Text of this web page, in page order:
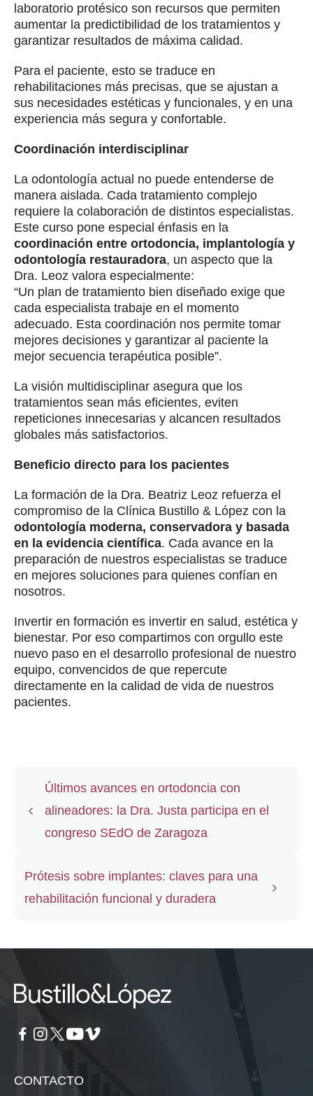
laboratorio protésico son recursos que permiten
aumentar la predictibilidad de los tratamientos y
garantizar resultados de máxima calidad.
Para el paciente, esto se traduce en
rehabilitaciones más precisas, que se ajustan a
sus necesidades estéticas y funcionales, y en una
experiencia más segura y confortable.
Coordinación interdisciplinar
La odontología actual no puede entenderse de
manera aislada. Cada tratamiento complejo
requiere la colaboración de distintos especialistas.
Este curso pone especial énfasis en la
coordinación entre ortodoncia, implantología y
odontología restauradora, un aspecto que la
Dra. Leoz valora especialmente:
“Un plan de tratamiento bien diseñado exige que
cada especialista trabaje en el momento
adecuado. Esta coordinación nos permite tomar
mejores decisiones y garantizar al paciente la
mejor secuencia terapéutica posible”.
La visión multidisciplinar asegura que los
tratamientos sean más eficientes, eviten
repeticiones innecesarias y alcancen resultados
globales más satisfactorios.
Beneficio directo para los pacientes
La formación de la Dra. Beatriz Leoz refuerza el
compromiso de la Clínica Bustillo & López con la
odontología moderna, conservadora y basada
en la evidencia científica. Cada avance en la
preparación de nuestros especialistas se traduce
en mejores soluciones para quienes confían en
nosotros.
Invertir en formación es invertir en salud, estética y
bienestar. Por eso compartimos con orgullo este
nuevo paso en el desarrollo profesional de nuestro
equipo, convencidos de que repercute
directamente en la calidad de vida de nuestros
pacientes.
Últimos avances en ortodoncia con
alineadores: la Dra. Justa participa en el
congreso SEdO de Zaragoza
Prótesis sobre implantes: claves para una
rehabilitación funcional y duradera
CONTACTO